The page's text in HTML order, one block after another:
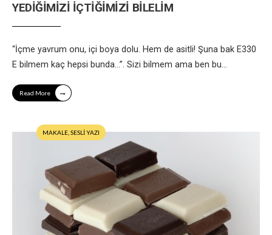
YEDİĞİMİZİ İÇTİĞİMİZİ BİLELİM
“İçme yavrum onu, içi boya dolu. Hem de asitli! Şuna bak E330
E bilmem kaç hepsi bunda…”. Sizi bilmem ama ben bu...
Read More →
MAKALE SESLİ YAZI